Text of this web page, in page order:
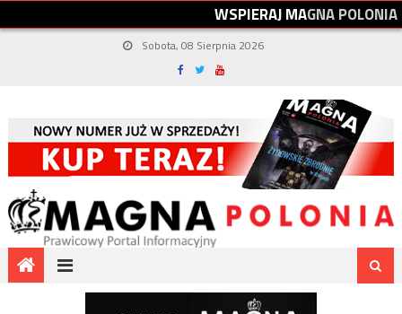
WSPIERAJMAGNAPOLONIA
Sobota, 08 Sierpnia 2026